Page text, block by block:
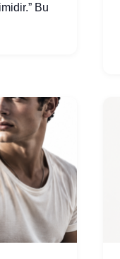
Bu